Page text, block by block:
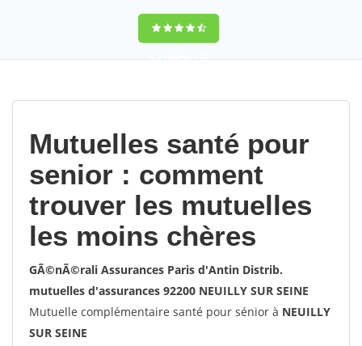
9,2(100%)452
Mutuelles santé pour
senior : comment
trouver les mutuelles
les moins chères
GÃ©nÃ©rali Assurances Paris d'Antin Distrib.
mutuelles d'assurances 92200 NEUILLY SUR SEINE
Mutuelle complémentaire santé pour sénior à NEUILLY
SUR SEINE